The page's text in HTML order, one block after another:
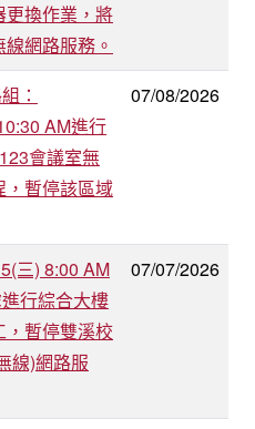
更換作業，將
網路服務。
：
AM進行
會議室無
，暫停該區域
07/08/2026
三) 8:00 AM
行綜合大樓
，暫停雙溪校
線)網路服
07/07/2026